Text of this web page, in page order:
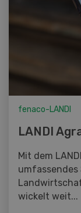
fenaco-LANDI
LANDI
Mit dem
wickelt weit...